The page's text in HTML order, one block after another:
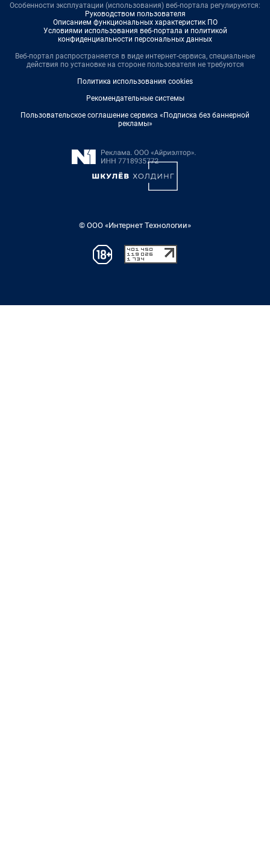
Особенности эксплуатации (использования) веб-портала регулируются:
Руководством пользователя
Описанием функциональных характеристик ПО
Условиями использования веб-портала и политикой
конфиденциальности персональных данных
Веб-портал распространяется в виде интернет-сервиса, специальные
действия по установке на стороне пользователя не требуются
Политика использования cookies
Рекомендательные системы
Пользовательское соглашение сервиса «Подписка без баннерной
рекламы»
© ООО «Интернет Технологии»